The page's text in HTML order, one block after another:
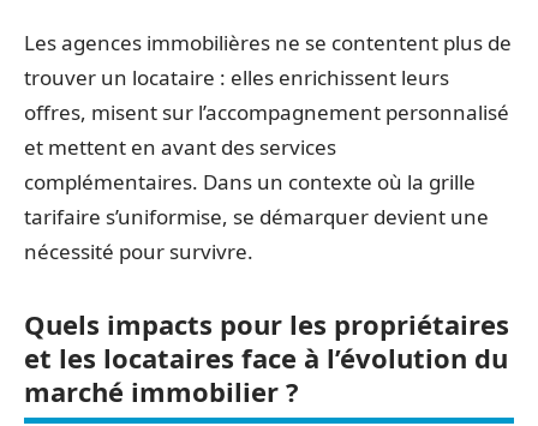
Les agences immobilières ne se contentent plus de
trouver un locataire : elles enrichissent leurs
offres, misent sur l’accompagnement personnalisé
et mettent en avant des services
complémentaires. Dans un contexte où la grille
tarifaire s’uniformise, se démarquer devient une
nécessité pour survivre.
Quels impacts pour les propriétaires
et les locataires face à l’évolution du
marché immobilier ?